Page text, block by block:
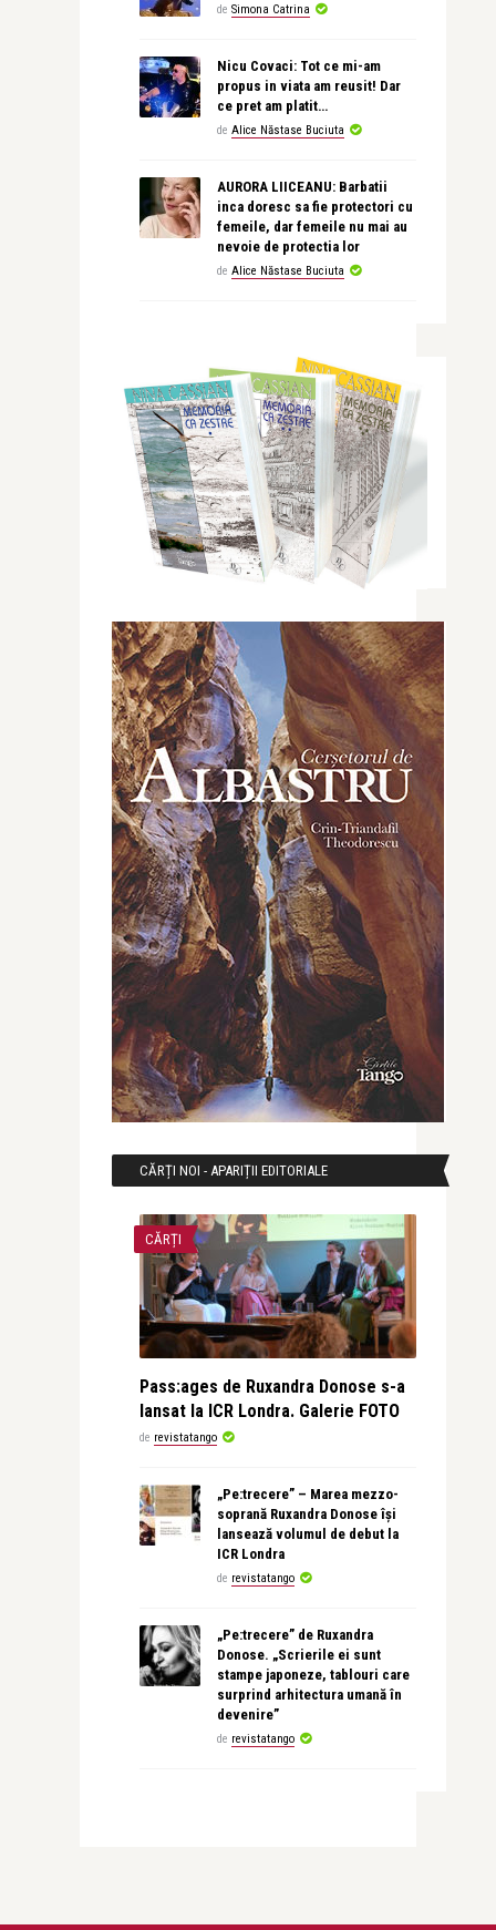
de Simona Catrina
Nicu Covaci: Tot ce mi-am
propus in viata am reusit! Dar
ce pret am platit…
de Alice Năstase Buciuta
AURORA LIICEANU: Barbatii
inca doresc sa fie protectori cu
femeile, dar femeile nu mai au
nevoie de protectia lor
de Alice Năstase Buciuta
CĂRȚI NOI - APARIȚII EDITORIALE
CĂRȚI
Pass:ages de Ruxandra Donose s-a
lansat la ICR Londra. Galerie FOTO
de revistatango
„Pe:trecere” – Marea mezzo-
soprană Ruxandra Donose își
lansează volumul de debut la
ICR Londra
de revistatango
„Pe:trecere” de Ruxandra
Donose. „Scrierile ei sunt
stampe japoneze, tablouri care
surprind arhitectura umană în
devenire”
de revistatango